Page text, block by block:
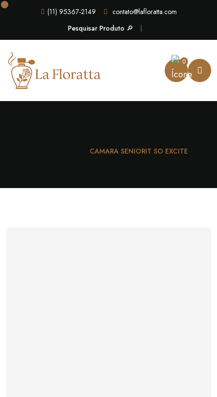
(11) 95367-2149
contato@lafloratta.com
Pesquisar Produto 🔎
0
CAMARA SENIORIT SO EXCITE